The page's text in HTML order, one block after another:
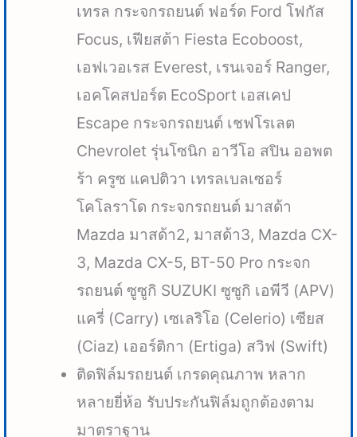
เทรล กระจกรถยนต์ ฟอร์ด Ford โฟกัส
Focus, เฟียสต้า Fiesta Ecoboost,
เอฟเวอเรส Everest, เรนเจอร์ Ranger,
เอคโคสปอร์ต EcoSport เอสเคป
Escape กระจกรถยนต์ เชฟโรเลต
Chevrolet รุ่นโซนิก อาวีโอ สปิน ออพต
ร้า ครูซ แคปติวา เทรลเบลเซอร์
โคโลราโด กระจกรถยนต์ มาสด้า
Mazda มาสด้า2, มาสด้า3, Mazda CX-
3, Mazda CX-5, BT-50 Pro กระจก
รถยนต์ ซูซูกิ SUZUKI ซูซูกิ เอพีวี (APV)
แครี่ (Carry) เซเลริโอ (Celerio) เซียส
(Ciaz) เออร์ติกา (Ertiga) สวิฟ (Swift)
ติดฟิล์มรถยนต์ เกรดคุณภาพ หลาก
หลายยี่ห้อ รับประกันฟิล์มถูกต้องตาม
มาตราฐาน